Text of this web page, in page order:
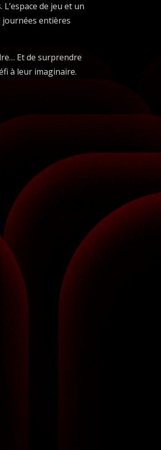
de jeu et un
journées entières
Et de surprendre
à leur imaginaire.